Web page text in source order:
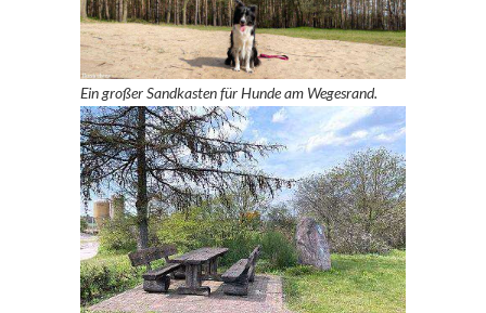
Ein großer Sandkasten für Hunde am Wegesrand.